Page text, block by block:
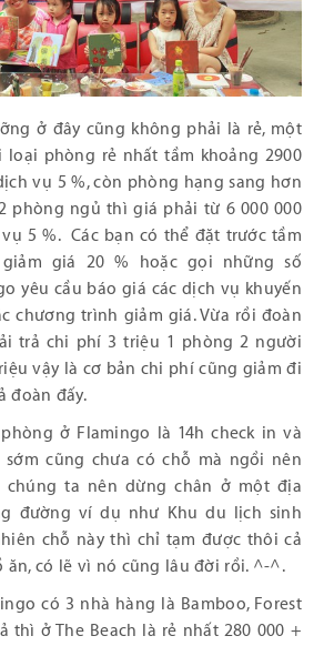
ở đây cũng không phải là rẻ, một
loại phòng rẻ nhất tầm khoảng 2900
vụ 5 %, còn phòng hạng sang hơn
phòng ngủ thì giá phải từ 6 000 000
5 %. Các bạn có thể đặt trước tầm
giá 20 % hoặc gọi những số
yêu cầu báo giá các dịch vụ khuyến
chương trình giảm giá. Vừa rồi đoàn
trả chi phí 3 triệu 1 phòng 2 người
vậy là cơ bản chi phí cũng giảm đi
đoàn đấy.
ở Flamingo là 14h check in và
sớm cũng chưa có chỗ mà ngồi nên
ta nên dừng chân ở một địa
đường ví dụ như Khu du lịch sinh
chỗ này thì chỉ tạm được thôi cả
ăn, có lẽ vì nó cũng lâu đời rồi. ^-^.
có 3 nhà hàng là Bamboo, Forest
thì ở The Beach là rẻ nhất 280 000 +